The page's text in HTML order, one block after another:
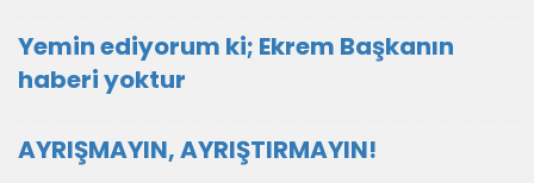
Yemin ediyorum ki; Ekrem Başkanın
haberi yoktur
AYRIŞMAYIN, AYRIŞTIRMAYIN!